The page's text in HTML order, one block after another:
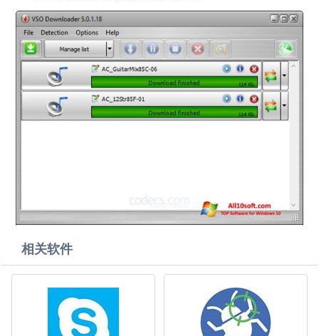
相关软件